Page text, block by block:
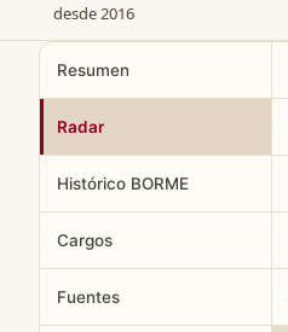
desde 2016
Resumen
Radar
Histórico BORME
Cargos
Fuentes